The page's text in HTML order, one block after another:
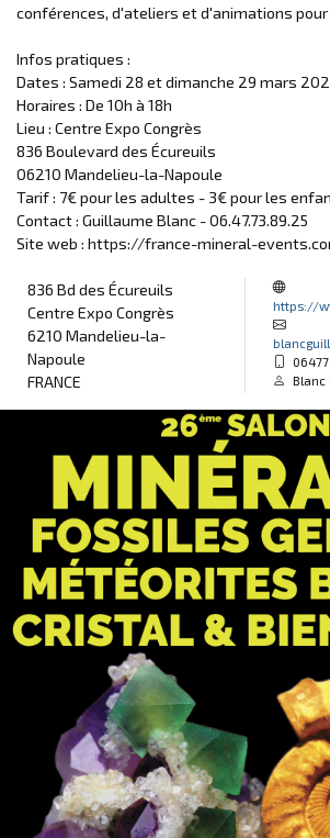
conférences, d'ateliers et d'animations
Infos pratiques :
Dates : Samedi 28 et dimanche 29 mars
Horaires : De 10h à 18h
Lieu : Centre Expo Congrès
836 Boulevard des Écureuils
06210 Mandelieu-la-Napoule
Tarif : 7€ pour les adultes - 3€ pour les
Contact : Guillaume Blanc - 06.47.73.89.25
Site web : https://france-mineral-
836 Bd des Écureuils
Centre Expo Congrès
6210 Mandelieu-la-
Napoule
FRANCE
https://
Blanc